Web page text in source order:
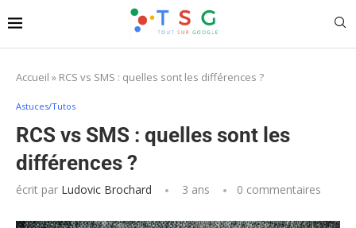
Accueil » RCS vs SMS : quelles sont les différences ?
Astuces/Tutos
RCS vs SMS : quelles sont les
différences ?
écrit par Ludovic Brochard 3 ans 0 commentaires